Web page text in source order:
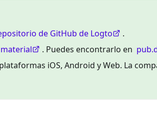
de GitHub de Logto
.
. Puedes encontrarlo en
iOS, Android y Web. La